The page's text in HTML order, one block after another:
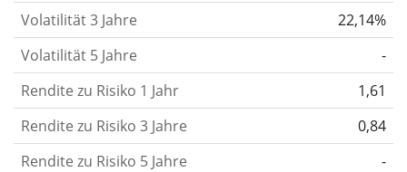
berechnen die Volatilität auf Basis der Daten der
letzten 1, 3 und 5 Jahre, damit du sehen kannst, ob
die Kursschwankungen im Laufe der Zeit stärker
oder schwächer wurden. Weitere Informationen
findest du in unserem Artikel:
Risikomaß.
Volatilität 3 Jahre
22,14%
Volatilität 5 Jahre
-
Rendite zu Risiko 1 Jahr
1,61
Rendite zu Risiko 3 Jahre
0,84
Rendite zu Risiko 5 Jahre
-